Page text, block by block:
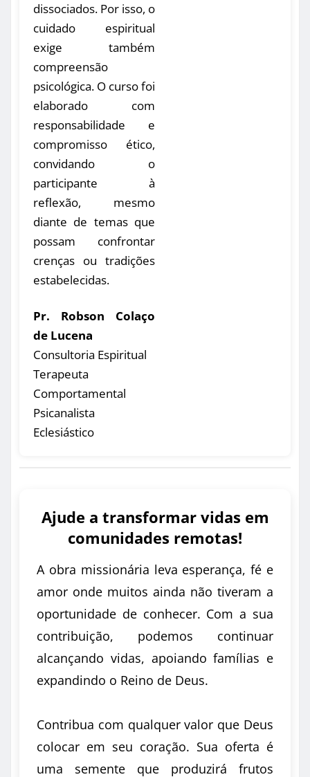
dissociados. Por isso, o
cuidado espiritual
exige também
compreensão
psicológica. O curso foi
elaborado com
responsabilidade e
compromisso ético,
convidando o
participante à
reflexão, mesmo
diante de temas que
possam confrontar
crenças ou tradições
estabelecidas.
Pr. Robson Colaço
de Lucena
Consultoria Espiritual
Terapeuta
Comportamental
Psicanalista
Eclesiástico
Ajude a transformar vidas em
comunidades remotas!
A obra missionária leva esperança, fé e
amor onde muitos ainda não tiveram a
oportunidade de conhecer. Com a sua
contribuição, podemos continuar
alcançando vidas, apoiando famílias e
expandindo o Reino de Deus.
Contribua com qualquer valor que Deus
colocar em seu coração. Sua oferta é
uma semente que produzirá frutos